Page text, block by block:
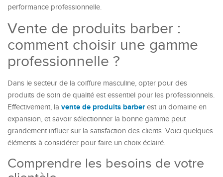
performance professionnelle.
Vente de produits barber :
comment choisir une gamme
professionnelle ?
Dans le secteur de la coiffure masculine, opter pour des
produits de soin de qualité est essentiel pour les professionnels.
Effectivement, la vente de produits barberest un domaine en
expansion, et savoir sélectionner la bonne gamme peut
grandement influer sur la satisfaction des clients. Voici quelques
éléments à considérer pour faire un choix éclairé.
Comprendre les besoins de votre